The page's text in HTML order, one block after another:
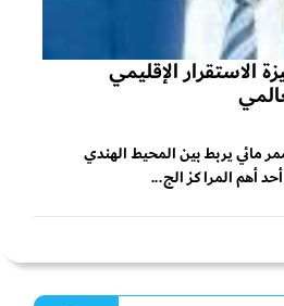
الاستقرار الإقليمي
مائي يربط بين المحيط الهندي
أهم المراكز الج...